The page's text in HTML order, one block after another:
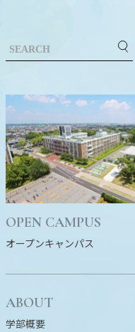
OPEN CAMPUS
オープンキャンパス
ABOUT
学部概要